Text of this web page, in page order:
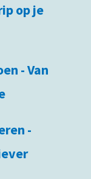
op je
- Van
-